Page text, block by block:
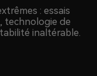
: essais
technologie de
inaltérable.